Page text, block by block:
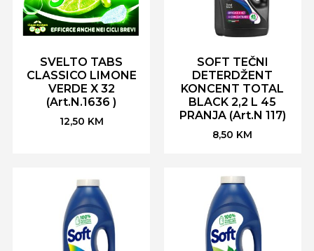
SVELTO TABS
CLASSICO LIMONE
VERDE X 32
(Art.N.1636 )
12,50 KM
SOFT TEČNI
DETERDŽENT
KONCENT TOTAL
BLACK 2,2 L 45
PRANJA (Art.N 117)
8,50 KM